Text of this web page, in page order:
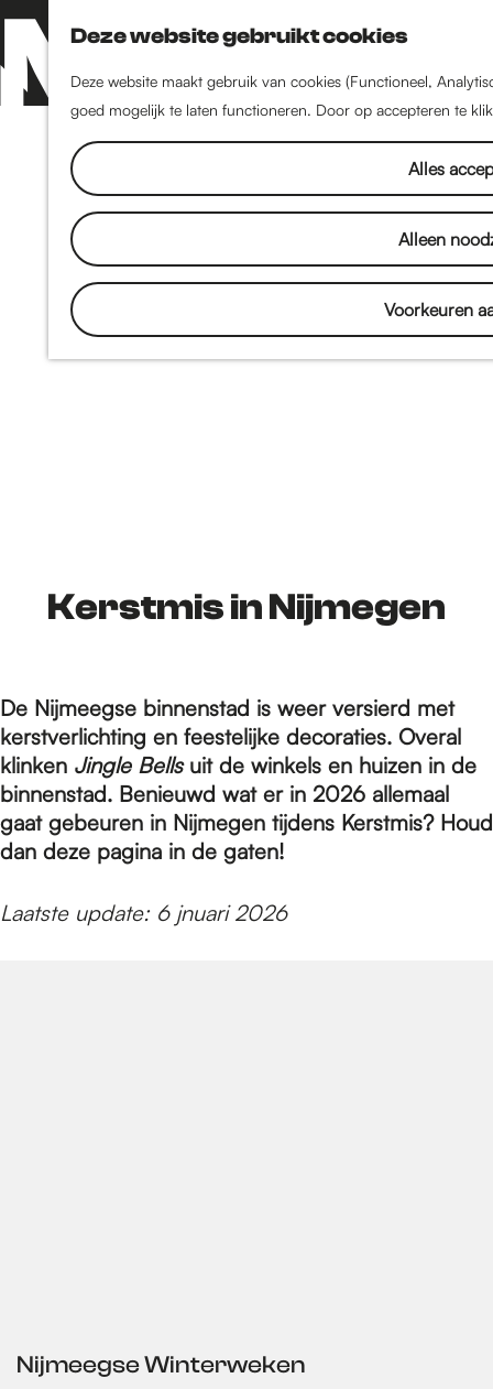
Deze website gebruikt cookies
Deze website maakt gebruik van cookies (Functioneel,
goed mogelijk te laten functioneren. Door op accepteren te
Alles
Alleen
Voorkeuren
o
e
k
e
n
Kerstmis in Nijmegen
De Nijmeegse binnenstad is weer versierd met
kerstverlichting en feestelijke decoraties. Overal
klinken Jingle Bells uit de winkels en huizen in de
binnenstad. Benieuwd wat er in 2026 allemaal
gaat gebeuren in Nijmegen tijdens Kerstmis? Houd
dan deze pagina in de gaten!
Laatste update: 6 jnuari 2026
Nijmeegse Winterweken